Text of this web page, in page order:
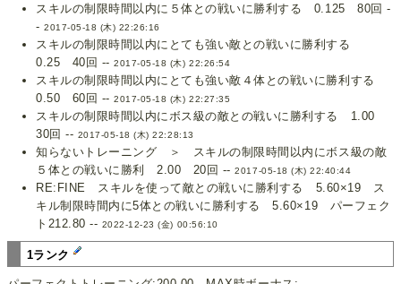
スキルの制限時間以内に５体との戦いに勝利する 0.125 80回 -
-2017-05-18 (木) 22:26:16
スキルの制限時間以内にとても強い敵との戦いに勝利する
0.25 40回 --2017-05-18 (木) 22:26:54
スキルの制限時間以内にとても強い敵４体との戦いに勝利する
0.50 60回 --2017-05-18 (木) 22:27:35
スキルの制限時間以内にボス級の敵との戦いに勝利する 1.00
30回 -- 2017-05-18 (木) 22:28:13
知らないトレーニング ＞ スキルの制限時間以内にボス級の敵
５体との戦いに勝利 2.00 20回 --2017-05-18 (木) 22:40:44
RE:FINE スキルを使って敵との戦いに勝利する 5.60×19 ス
キル制限時間内に5体との戦いに勝利する 5.60×19 パーフェク
ト212.80 -- 2022-12-23 (金) 00:56:10
1ランク